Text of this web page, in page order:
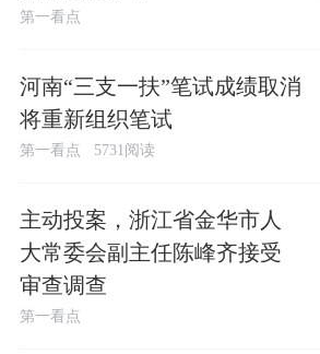
第一看点
河南“三支一扶”笔试成绩取消
将重新组织笔试
第一看点 5731阅读
主动投案，浙江省金华市人
大常委会副主任陈峰齐接受
审查调查
第一看点